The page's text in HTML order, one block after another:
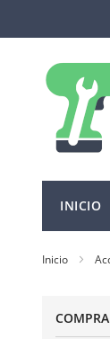
al
INICIO
Inicio